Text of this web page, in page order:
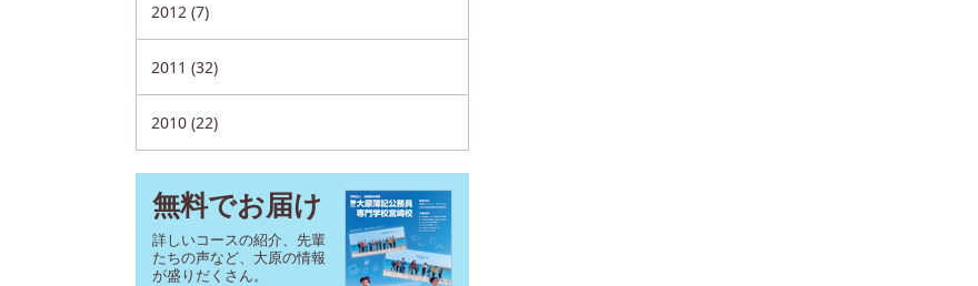
2012 (7)
2011 (32)
2010 (22)
無料でお届け
詳しいコースの紹介、先輩
たちの声など、大原の情報
が盛りだくさん。